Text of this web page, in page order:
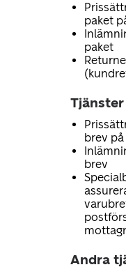
paket
paket
brev
brev
Andra